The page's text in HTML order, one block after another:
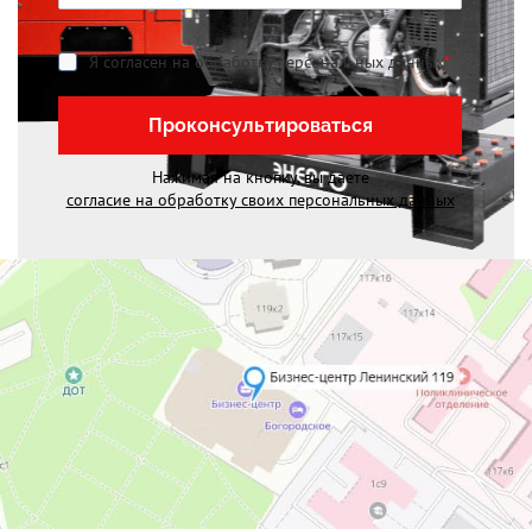
Я согласен на обработку персональных данных*
Проконсультироваться
Нажимая на кнопку, вы даете
согласие на обработку своих персональных данных